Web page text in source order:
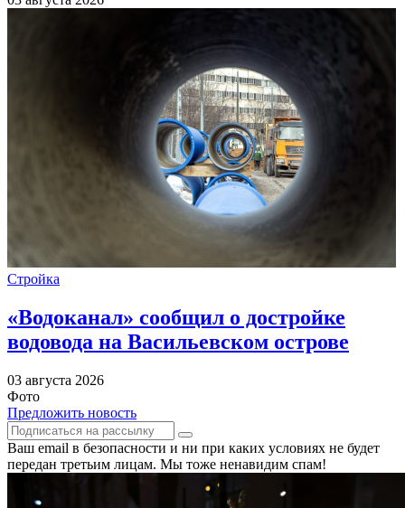
Стройка
«Водоканал» сообщил о достройке
водовода на Васильевском острове
03 августа 2026
Фото
Предложить новость
Ваш email в безопасности и ни при каких условиях не будет
передан третьим лицам. Мы тоже ненавидим спам!